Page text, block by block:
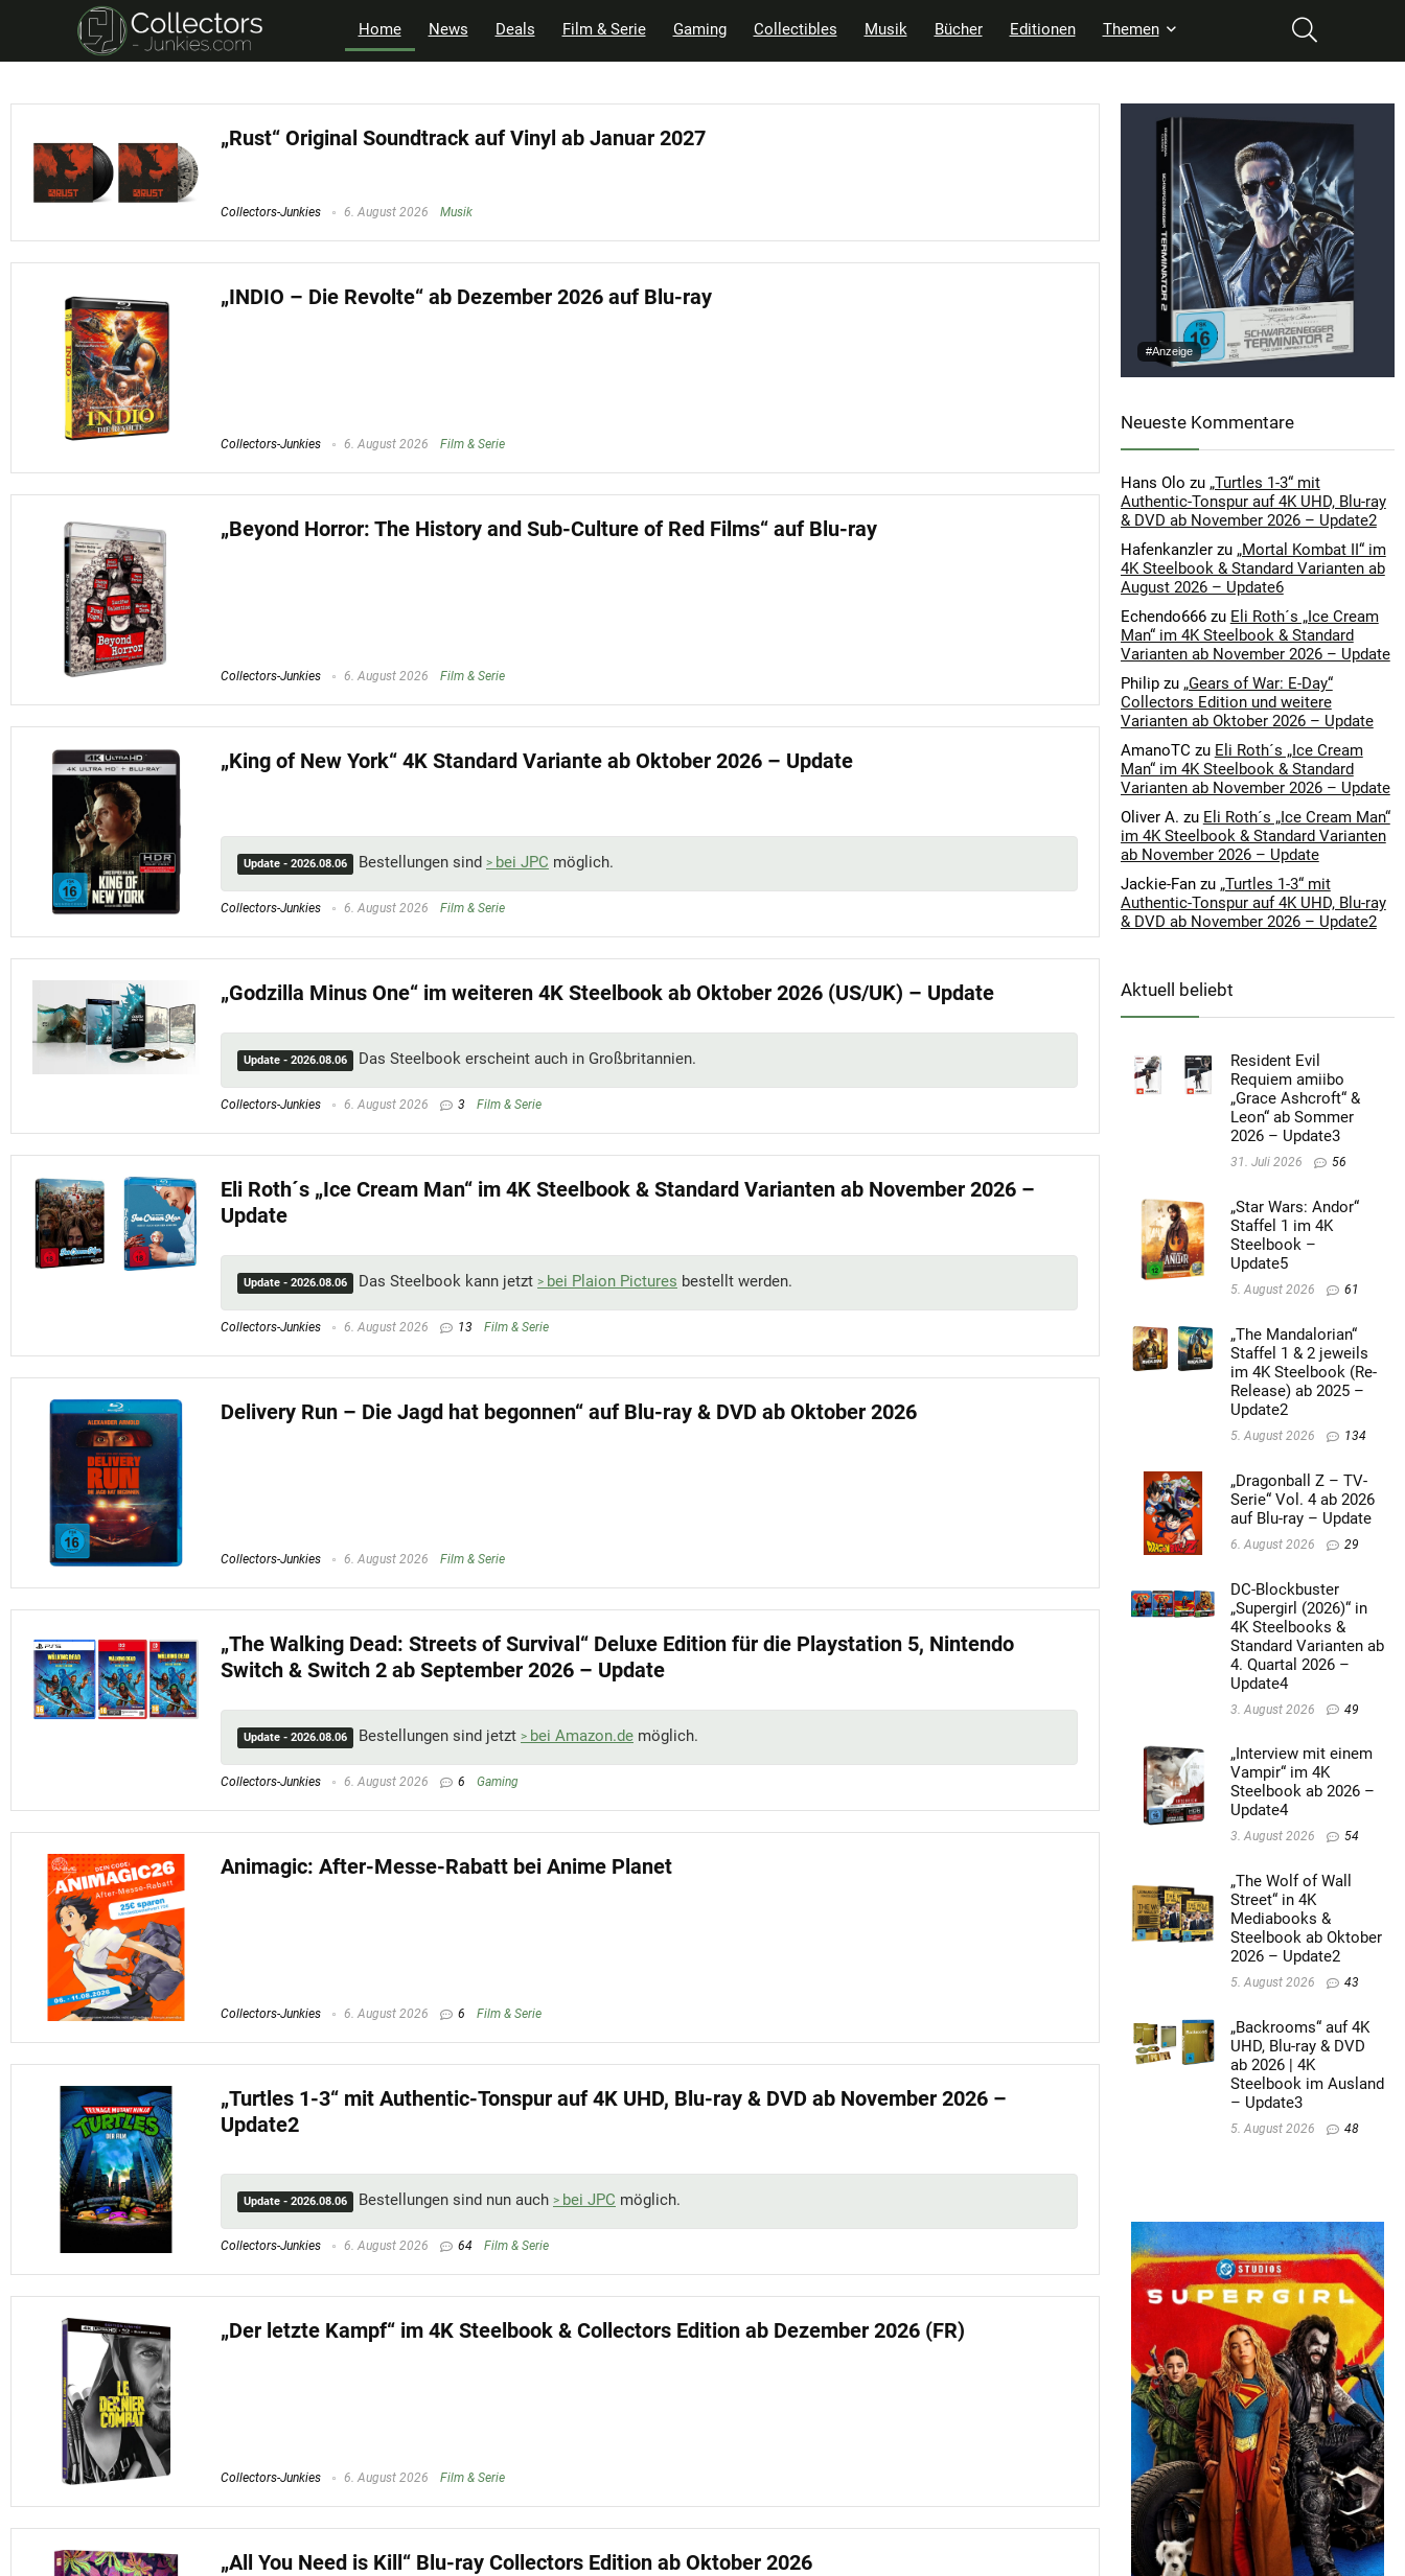
Home News Deals Film & Serie Gaming Collectibles Musik Bücher Editionen Themen
„Rust“ Original Soundtrack auf Vinyl ab Januar 2027
Collectors-Junkies 6. August 2026 Musik
„INDIO – Die Revolte“ ab Dezember 2026 auf Blu-ray
Collectors-Junkies 6. August 2026 Film & Serie
„Beyond Horror: The History and Sub-Culture of Red Films“ auf Blu-ray
Collectors-Junkies 6. August 2026 Film & Serie
„King of New York“ 4K Standard Variante ab Oktober 2026 – Update
Update - 2026.08.06 Bestellungen sind bei JPC möglich.
Collectors-Junkies 6. August 2026 Film & Serie
„Godzilla Minus One“ im weiteren 4K Steelbook ab Oktober 2026 (US/UK) – Update
Update - 2026.08.06 Das Steelbook erscheint auch in Großbritannien.
Collectors-Junkies 6. August 2026 3 Film & Serie
Eli Roth´s „Ice Cream Man“ im 4K Steelbook & Standard Varianten ab November 2026 –
Update
Update - 2026.08.06 Das Steelbook kann jetzt bei Plaion Pictures bestellt werden.
Collectors-Junkies 6. August 2026 13 Film & Serie
Delivery Run – Die Jagd hat begonnen“ auf Blu-ray & DVD ab Oktober 2026
Collectors-Junkies 6. August 2026 Film & Serie
„The Walking Dead: Streets of Survival“ Deluxe Edition für die Playstation 5, Nintendo
Switch & Switch 2 ab September 2026 – Update
Update - 2026.08.06 Bestellungen sind jetzt bei Amazon.de möglich.
Collectors-Junkies 6. August 2026 6 Gaming
Animagic: After-Messe-Rabatt bei Anime Planet
Collectors-Junkies 6. August 2026 6 Film & Serie
„Turtles 1-3“ mit Authentic-Tonspur auf 4K UHD, Blu-ray & DVD ab November 2026 –
Update2
Update - 2026.08.06 Bestellungen sind nun auch bei JPC möglich.
Collectors-Junkies 6. August 2026 64 Film & Serie
„Der letzte Kampf“ im 4K Steelbook & Collectors Edition ab Dezember 2026 (FR)
Collectors-Junkies 6. August 2026 Film & Serie
„All You Need is Kill“ Blu-ray Collectors Edition ab Oktober 2026
#Anzeige
Neueste Kommentare
Hans Olo zu „Turtles 1-3“ mit
Authentic-Tonspur auf 4K UHD, Blu-ray
& DVD ab November 2026 – Update2
Hafenkanzlerzu „Mortal Kombat II“ im
4K Steelbook & Standard Varianten ab
August 2026 – Update6
Echendo666zu Eli Roth´s „Ice Cream
Man“ im 4K Steelbook & Standard
Varianten ab November 2026 – Update
Philipzu „Gears of War: E-Day“
Collectors Edition und weitere
Varianten ab Oktober 2026 – Update
AmanoTC zu Eli Roth´s „Ice Cream
Man“ im 4K Steelbook & Standard
Varianten ab November 2026 – Update
Oliver A. zu Eli Roth´s „Ice Cream Man“
im 4K Steelbook & Standard Varianten
ab November 2026 – Update
Jackie-Fanzu „Turtles 1-3“ mit
Authentic-Tonspur auf 4K UHD, Blu-ray
& DVD ab November 2026 – Update2
Aktuell beliebt
Resident Evil
Requiem amiibo
„Grace Ashcroft“ &
Leon“ ab Sommer
2026 – Update3
31. Juli 2026 56
„Star Wars: Andor“
Staffel 1 im 4K
Steelbook –
Update5
5. August 2026 61
„The Mandalorian“
Staffel 1 & 2 jeweils
im 4K Steelbook (Re-
Release) ab 2025 –
Update2
5. August 2026 134
„Dragonball Z – TV-
Serie“ Vol. 4 ab 2026
auf Blu-ray – Update
6. August 2026 29
DC-Blockbuster
„Supergirl (2026)“ in
4K Steelbooks &
Standard Varianten ab
4. Quartal 2026 –
Update4
3. August 2026 49
„Interview mit einem
Vampir“ im 4K
Steelbook ab 2026 –
Update4
3. August 2026 54
„The Wolf of Wall
Street“ in 4K
Mediabooks &
Steelbook ab Oktober
2026 – Update2
5. August 2026 43
„Backrooms“ auf 4K
UHD, Blu-ray & DVD
ab 2026 | 4K
Steelbook im Ausland
– Update3
5. August 2026 48